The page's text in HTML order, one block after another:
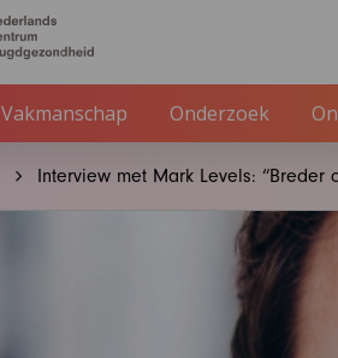
Vakmanschap Onderzoek
Interview met Mark Levels: